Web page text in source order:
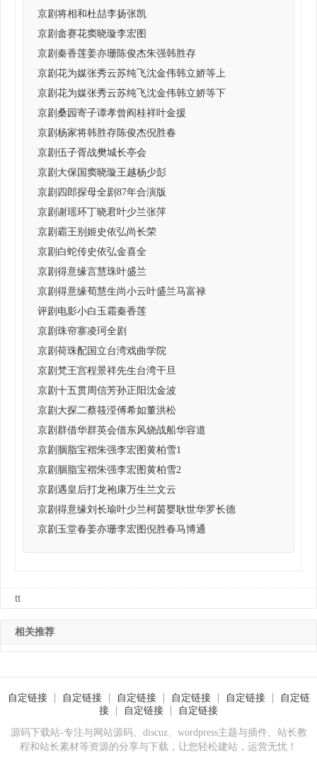
京剧将相和杜喆李扬张凯
京剧畲赛花窦晓璇李宏图
京剧秦香莲姜亦珊陈俊杰朱强韩胜存
京剧花为媒张秀云苏纯飞沈金伟韩立娇等上
京剧花为媒张秀云苏纯飞沈金伟韩立娇等下
京剧桑园寄子谭孝曾阎桂祥叶金援
京剧杨家将韩胜存陈俊杰倪胜春
京剧伍子胥战樊城长亭会
京剧大保国窦晓璇王越杨少彭
京剧四郎探母全剧87年合演版
京剧谢瑶环丁晓君叶少兰张萍
京剧霸王别姬史依弘尚长荣
京剧白蛇传史依弘金喜全
京剧得意缘言慧珠叶盛兰
京剧得意缘荀慧生尚小云叶盛兰马富禄
评剧电影小白玉霜秦香莲
京剧珠帘寨凌珂全剧
京剧荷珠配国立台湾戏曲学院
京剧梵王宫程景祥先生台湾干旦
京剧十五贯周信芳孙正阳沈金波
京剧大探二蔡筱滢傅希如董洪松
京剧群借华群英会借东风烧战船华容道
京剧胭脂宝褶朱强李宏图黄柏雪1
京剧胭脂宝褶朱强李宏图黄柏雪2
京剧遇皇后打龙袍康万生兰文云
京剧得意缘刘长瑜叶少兰柯茵婴耿世华罗长德
京剧玉堂春姜亦珊李宏图倪胜春马博通
tt
相关推荐
自定链接 自定链接 自定链接 自定链接 自定链接
自定链
接
自定链接 自定链接
源码下载站-专注与网站源码、discuz、wordpress主题与插件、站长教
程和站长素材等资源的分享与下载，让您轻松建站，运营无忧！